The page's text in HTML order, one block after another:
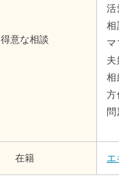
得意な相談
活
相
相
方
在籍 エ